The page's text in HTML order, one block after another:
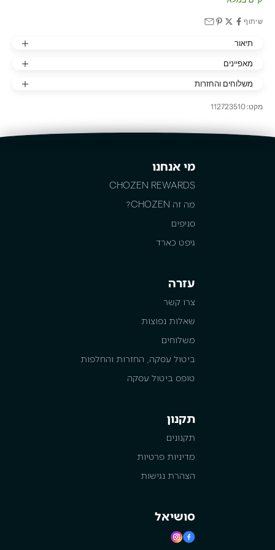
שיתוף
תיאור
מאפיינים
משלוחים והחזרות
מקט: 112723510
מי אנחנו
CHOZEN REWARDS
מה זה CHOZEN?
סניפים
גיפט כארד
עזרה
צרו קשר
שאלות נפוצות
משלוחים
ביטול עסקה, החזרות והחלפות
טופס ביטול עסקה
תקנון
תקנונים
מדיניות פרטיות
הצהרת נגישות
סושיאל